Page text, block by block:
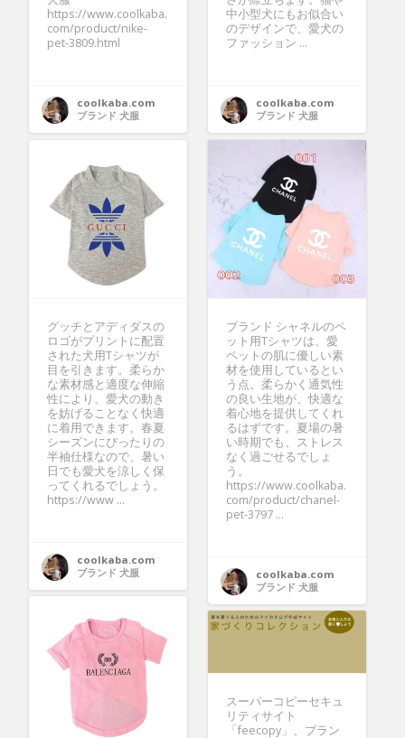
中小型犬にもお似合い
のデザインで、愛犬の
ファッション ...
coolkaba.com
ブランド 犬服
https://www.coolkaba.
com/product/nike-
pet-3809.html
coolkaba.com
ブランド 犬服
グッチとアディダスの
ロゴがプリントに配置
された犬用Tシャツが
目を引きます。柔らか
な素材感と適度な伸縮
性により、愛犬の動き
を妨げることなく快適
に着用できます。春夏
シーズンにぴったりの
半袖仕様なので、暑い
日でも愛犬を涼しく保
ってくれるでしょう。
https://www ...
coolkaba.com
ブランド 犬服
ブランド シャネルのペ
ット用Tシャツは、愛
ペットの肌に優しい素
材を使用しているとい
う点。柔らかく通気性
の良い生地が、快適な
着心地を提供してくれ
るはずです。夏場の暑
い時期でも、ストレス
なく過ごせるでしょ
う。
https://www.coolkaba.
com/product/chanel-
pet-3797 ...
coolkaba.com
ブランド 犬服
スーパーコピーセキュ
リティサイト
「feecopy」、ブラン